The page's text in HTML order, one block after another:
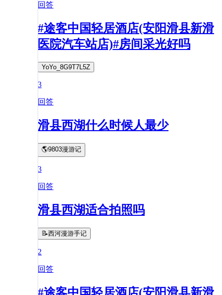
回答
#途客中国轻居酒店(安阳滑县新滑
医院汽车站店)#房间采光好吗
YoYo_8G9T7L5Z
3
回答
滑县西湖什么时候人最少
🌎9803漫游记
3
回答
滑县西湖适合拍照吗
📝西河漫游手记
2
回答
#途客中国轻居酒店(安阳滑县新滑